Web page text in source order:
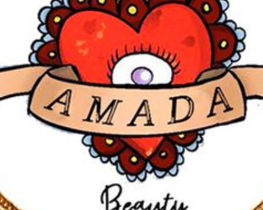
Impressum & Datenschutz
Partnerseite